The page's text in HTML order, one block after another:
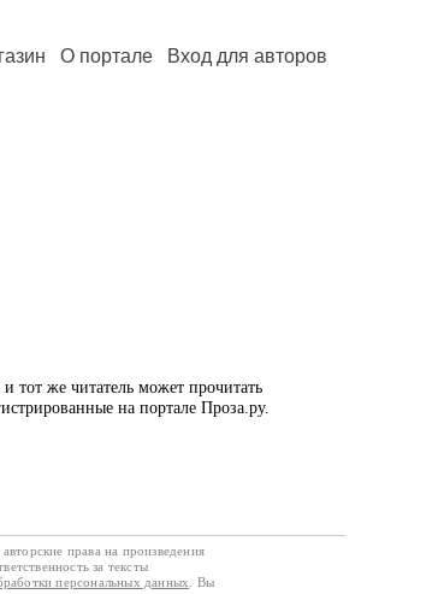
О портале Вход для авторов
тот же читатель может прочитать
на портале Проза.ру.
авторские права на произведения
за тексты
персональных данных
. Вы